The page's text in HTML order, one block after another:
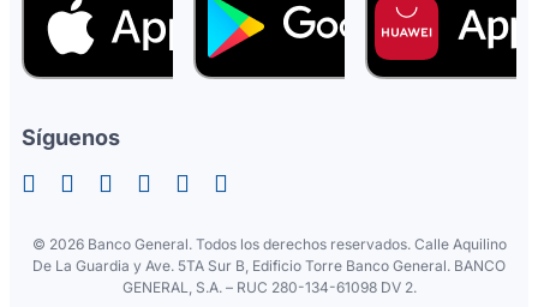
Síguenos
© 2026 Banco General. Todos los derechos reservados. Calle Aquilino
De La Guardia y Ave. 5TA Sur B, Edificio Torre Banco General. BANCO
GENERAL, S.A. – RUC 280-134-61098 DV 2.